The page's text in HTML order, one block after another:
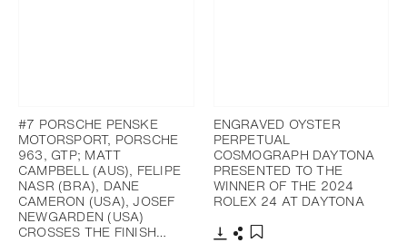
#7 PORSCHE PENSKE
MOTORSPORT, PORSCHE
963, GTP; MATT
CAMPBELL (AUS), FELIPE
NASR (BRA), DANE
CAMERON (USA), JOSEF
NEWGARDEN (USA)
CROSSES THE FINISH…
ENGRAVED OYSTER
PERPETUAL
COSMOGRAPH DAYTONA
PRESENTED TO THE
WINNER OF THE 2024
ROLEX 24 AT DAYTONA